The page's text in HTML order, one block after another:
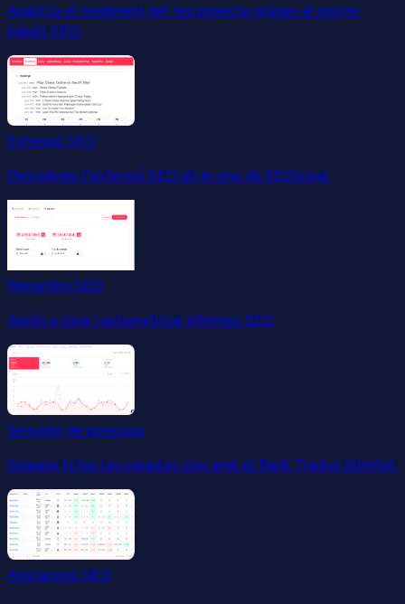
Analitza el rendiment del teu projecte gràcies al nostre
panell SEO.
Extensió SEO
Descobreix l'extensió SEO all-in-one de SEOcrawl.
Reporting SEO
Aprèn a crear i automatitzar informes SEO.
Seguidor de posicions
Segueix totes les paraules clau amb el Rank Tracker il·limitat.
Anotacions SEO